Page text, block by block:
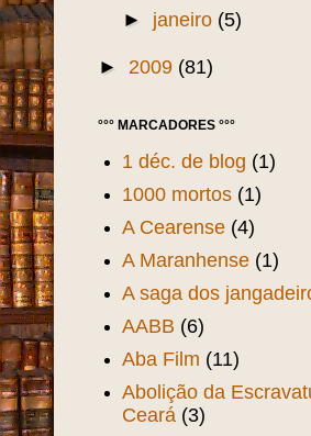
► janeiro (5)
► 2009 (81)
°°° MARCADORES °°°
1 déc. de blog (1)
1000 mortos (1)
A Cearense (4)
A Maranhense (1)
A saga dos
AABB (6)
Aba Film (11)
Abolição da
Ceará (3)